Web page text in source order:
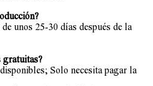
unos 25-30 días después de la
gratuitas?
Solo necesita pagar la